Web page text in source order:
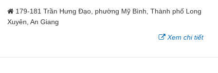
179-181 Trần Hưng Đạo, phường Mỹ Bình, Thành phố Long
Xuyên, An Giang
Xem chi tiết